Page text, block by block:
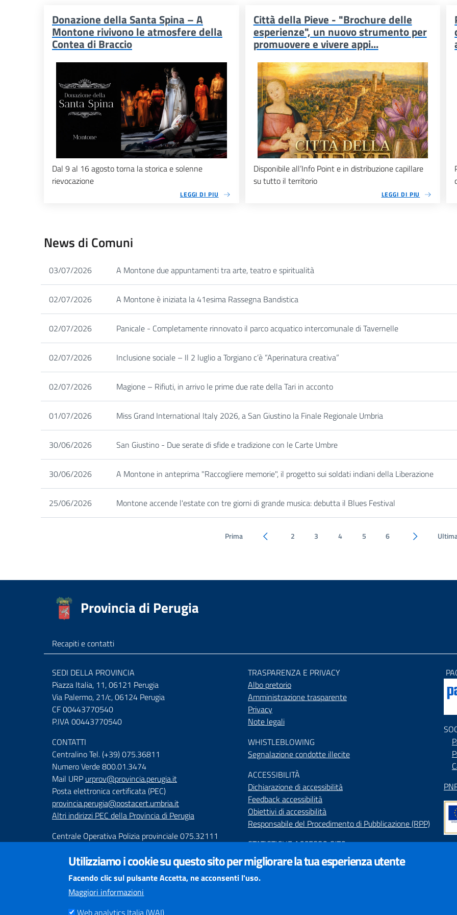
Donazione della Santa Spina – A
Montone rivivono le atmosfere della
Contea di Braccio
Dal 9 al 16 agosto torna la storica e solenne
rievocazione
LEGGI DI PIU
Città della Pieve - "Brochure delle
esperienze", un nuovo strumento per
promuovere e vivere appi...
Disponibile all’Info Point e in distribuzione capillare
su tutto il territorio
LEGGI DI PIU
News di Comuni
03/07/2026 A Montone due appuntamenti tra arte, teatro e spiritualità
02/07/2026 A Montone è iniziata la 41esima Rassegna Bandistica
02/07/2026 Panicale - Completamente rinnovato il parco acquatico intercomunale di Tavernelle
02/07/2026 Inclusione sociale – Il 2 luglio a Torgiano c’è “Aperinatura creativa”
02/07/2026 Magione – Rifiuti, in arrivo le prime due rate della Tari in acconto
01/07/2026 Miss Grand International Italy 2026, a San Giustino la Finale Regionale Umbria
30/06/2026 San Giustino - Due serate di sfide e tradizione con le Carte Umbre
30/06/2026 A Montone in anteprima "Raccogliere memorie", il progetto sui soldati indiani della Liberazione
25/06/2026 Montone accende l'estate con tre giorni di grande musica: debutta il Blues Festival
Prima Pagina precedente
2 3 4 5 6 Pagina
Provincia di Perugia
Recapiti e contatti
SEDI DELLA PROVINCIA
Piazza Italia, 11, 06121 Perugia
Via Palermo, 21/c, 06124 Perugia
CF 00443770540
P.IVA 00443770540
CONTATTI
Centralino Tel. (+39) 075.36811
Numero Verde 800.01.3474
Mail URP urprov@provincia.perugia.it
Posta elettronica certificata (PEC)
provincia.perugia@postacert.umbria.it
Altri indirizzi PEC della Provincia di Perugia
Centrale Operativa Polizia provinciale 075.32111
Emergenza Stradale 335.6425246
Numeri Emergenza dei Comprensori
Infoviabilità
TRASPARENZA E PRIVACY
Albo pretorio
Amministrazione trasparente
Privacy
Note legali
WHISTLEBLOWING
Segnalazione condotte illecite
ACCESSIBILITÀ
Dichiarazione di accessibilità
Feedback accessibilità
Obiettivi di accessibilità
Responsabile del Procedimento di Pubblicazione (RPP)
STATISTICHE ACCESSO SITO
SEGNALAZIONI relative ai CONTENUTI DEL SITO
redazione@provincia.perugia.it
Utilizziamo i cookie su questo sito per migliorare la tua esperienza utente
Facendo clic sul pulsante Accetta, ne acconsenti l'uso.
Maggiori informazioni
Web analytics Italia (WAI)